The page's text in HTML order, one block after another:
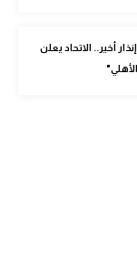
أخير.. الاتحاد يعلن